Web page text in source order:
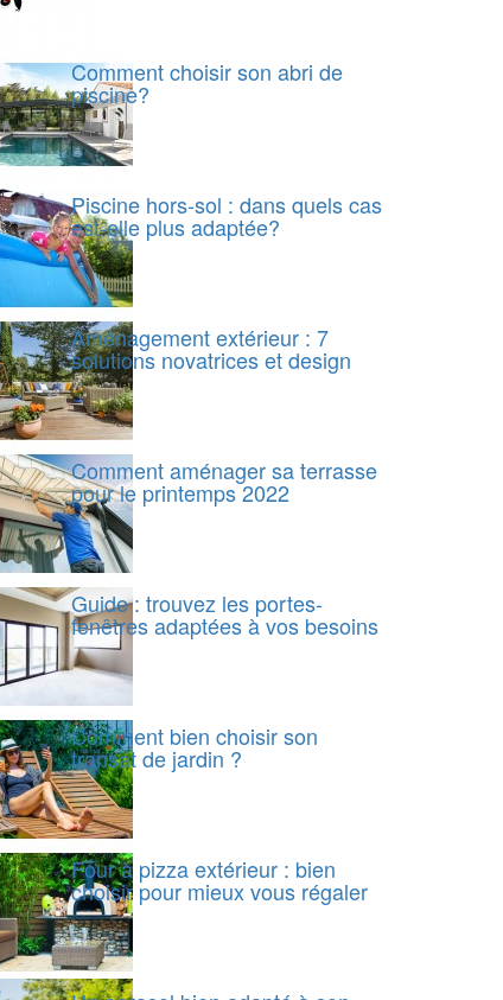
Comment choisir son abri de
piscine?
Piscine hors-sol : dans quels cas
est-elle plus adaptée?
Aménagement extérieur : 7
solutions novatrices et design
Comment aménager sa terrasse
pour le printemps 2022
Guide : trouvez les portes-
fenêtres adaptées à vos besoins
Comment bien choisir son
transat de jardin ?
Four à pizza extérieur : bien
choisir pour mieux vous régaler